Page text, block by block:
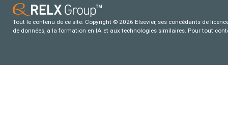
Tout le contenu de ce site: Copyright © 2026 Elsevier, ses concédants de
de données, a la formation en IA et aux technologies similaires. Pour tout